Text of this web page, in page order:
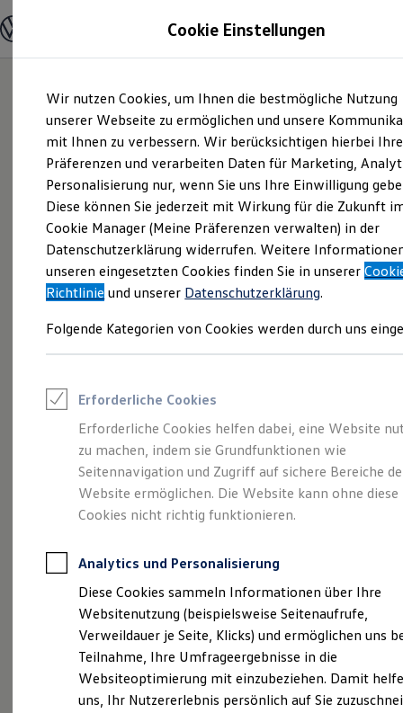
Hauptinhalt
springen
Footer
springen
Modelle und Konfigurator
Modelle vergleichen
Elektroautos
ENERGY Sondermodelle
Nutzfahrzeuge
SUV und CUV
Familienautos
Kombis
Kompaktwagen
Sportwagen
Schnell verfügbare Fahrzeuge
Angebote und Produkte
Aktuelle Angebote
E-Auto-Förderung
Volkswagen Marktplatz
Junge Gebrauchtwagen und Gebrauchtwagen
Saisonangebote
Leasing
Leasing-Angebote
Gebrauchtwagen Leasing
Junge Gebrauchtwagen-Leasing
Elektroauto Leasing
Kleinwagen-Leasing
Leasing ohne Anzahlung
Autokredit mit Schlussrate
Versicherungen und Garantien
Kfz-Versicherung
Restschuldversicherungen
Garantien
Wartungsverträge
Geschäftskunden
Professional Class bei Volkswagen
Großkunden
Behörden
So geht neu.
Entdecken Sie jetzt
den neuen ID.3 Neo!
Cookie Einstellungen
Wir nutzen Cookies, um Ihnen die bestmögliche Nutzung
unserer Webseite zu ermöglichen und unsere
mit Ihnen zu verbessern. Wir berücksichtigen hierbei Ihre
Präferenzen und verarbeiten Daten für Marketing,
Personalisierung nur, wenn Sie uns Ihre Einwilligung
Diese können Sie jederzeit mit Wirkung für die Zukunft
Cookie Manager (Meine Präferenzen verwalten) in der
Datenschutzerklärung widerrufen. Weitere
unseren eingesetzten Cookies finden Sie in unserer
Richtlinie und unserer Datenschutzerklärung.
Folgende Kategorien von Cookies werden durch uns
Erforderliche Cookies
Erforderliche Cookies helfen dabei, eine Website
zu machen, indem sie Grundfunktionen wie
Seitennavigation und Zugriff auf sichere Bereiche
Website ermöglichen. Die Website kann ohne diese
Cookies nicht richtig funktionieren.
Analytics und Personalisierung
Diese Cookies sammeln Informationen über Ihre
Websitenutzung (beispielsweise Seitenaufrufe,
Verweildauer je Seite, Klicks) und ermöglichen uns
Teilnahme, Ihre Umfrageergebnisse in die
Websiteoptimierung mit einzubeziehen. Damit
uns, Ihr Nutzererlebnis persönlich auf Sie